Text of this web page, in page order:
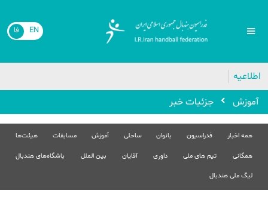
EN فا
اطلاعیه
آموزش
جزئیات خبر
همه اخبار فدراسیون بانوان ساحلی آموزش مسابقات هیئت‌ها
همگانی تیم های ملی داوری آقایان بین الملل باشگاه‌های هندبال
لیگ ملی هندبال